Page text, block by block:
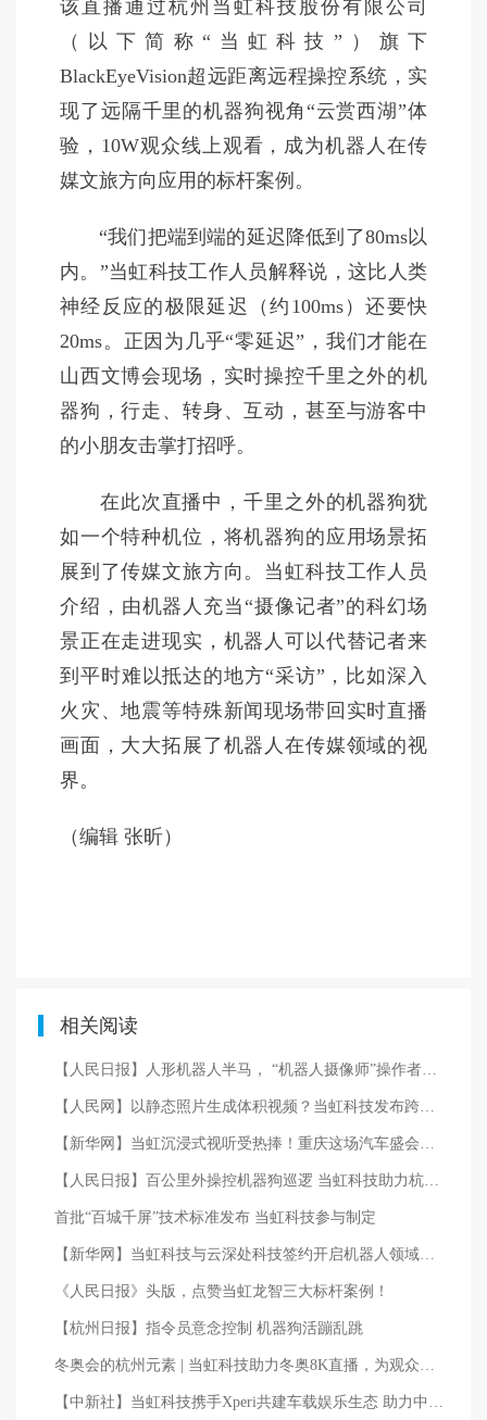
该直播通过杭州当虹科技股份有限公司
（以下简称“当虹科技”）旗下
BlackEyeVision超远距离远程操控系统，实
现了远隔千里的机器狗视角“云赏西湖”体
验，10W观众线上观看，成为机器人在传
媒文旅方向应用的标杆案例。
“我们把端到端的延迟降低到了80ms以
内。”当虹科技工作人员解释说，这比人类
神经反应的极限延迟（约100ms）还要快
20ms。正因为几乎“零延迟”，我们才能在
山西文博会现场，实时操控千里之外的机
器狗，行走、转身、互动，甚至与游客中
的小朋友击掌打招呼。
在此次直播中，千里之外的机器狗犹
如一个特种机位，将机器狗的应用场景拓
展到了传媒文旅方向。当虹科技工作人员
介绍，由机器人充当“摄像记者”的科幻场
景正在走进现实，机器人可以代替记者来
到平时难以抵达的地方“采访”，比如深入
火灾、地震等特殊新闻现场带回实时直播
画面，大大拓展了机器人在传媒领域的视
界。
（编辑 张昕）
相关阅读
【人民日报】人形机器人半马， “机器人摄像师”操作者在1200公里之外
【人民网】以静态照片生成体积视频？当虹科技发布跨模态AIGC产品
【新华网】当虹沉浸式视听受热捧！重庆这场汽车盛会展出5D、多屏、黄金听音位等新科技
【人民日报】百公里外操控机器狗巡逻 当虹科技助力杭州公安用上黑科技
首批“百城千屏”技术标准发布 当虹科技参与制定
【新华网】当虹科技与云深处科技签约开启机器人领域深度合作
《人民日报》头版，点赞当虹龙智三大标杆案例！
【杭州日报】指令员意念控制 机器狗活蹦乱跳
冬奥会的杭州元素 | 当虹科技助力冬奥8K直播，为观众带来身临其境的视觉体验！
【中新社】当虹科技携手Xperi共建车载娱乐生态 助力中国车企深度出海